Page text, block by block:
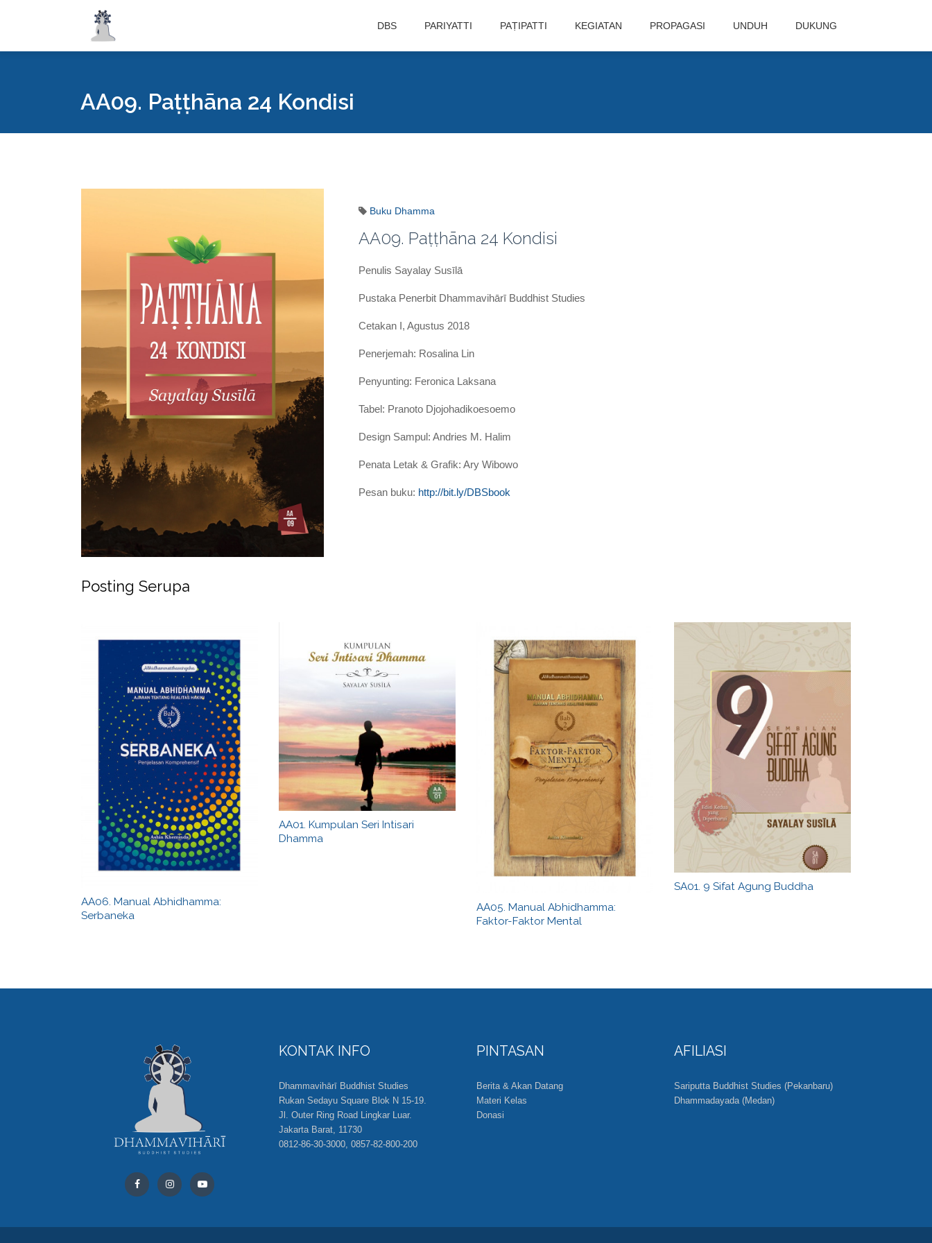
DBS PARIYATTI PAṬIPATTI KEGIATAN PROPAGASI UNDUH DUKUNG
AA09. Paṭṭhāna 24 Kondisi
Buku Dhamma
AA09. Paṭṭhāna 24 Kondisi
Penulis Sayalay Susīlā
Pustaka Penerbit Dhammavihārī Buddhist Studies
Cetakan I, Agustus 2018
Penerjemah: Rosalina Lin
Penyunting: Feronica Laksana
Tabel: Pranoto Djojohadikoesoemo
Design Sampul: Andries M. Halim
Penata Letak & Grafik: Ary Wibowo
Pesan buku: http://bit.ly/DBSbook
Posting Serupa
AA06. Manual Abhidhamma:
Serbaneka
AA01. Kumpulan Seri Intisari
Dhamma
AA05. Manual Abhidhamma:
Faktor-Faktor Mental
SA01. 9 Sifat Agung Buddha
KONTAK INFO
Dhammavihārī Buddhist Studies
Rukan Sedayu Square Blok N 15-19.
Jl. Outer Ring Road Lingkar Luar.
Jakarta Barat, 11730
0812-86-30-3000, 0857-82-800-200
PINTASAN
Berita & Akan Datang
Materi Kelas
Donasi
AFILIASI
Sariputta Buddhist Studies (Pekanbaru)
Dhammadayada (Medan)